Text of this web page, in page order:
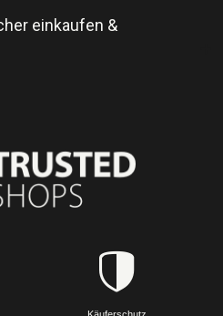
einkaufen &
Käuferschutz